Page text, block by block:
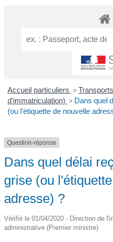
Accueil particuliers > Transports
d'immatriculation) > Dans quel
(ou l'étiquette de nouvelle
Question-réponse
Dans quel délai
grise (ou
adresse) ?
Vérifié le 01/04/2020 - Direction de
administrative (Premier ministre)